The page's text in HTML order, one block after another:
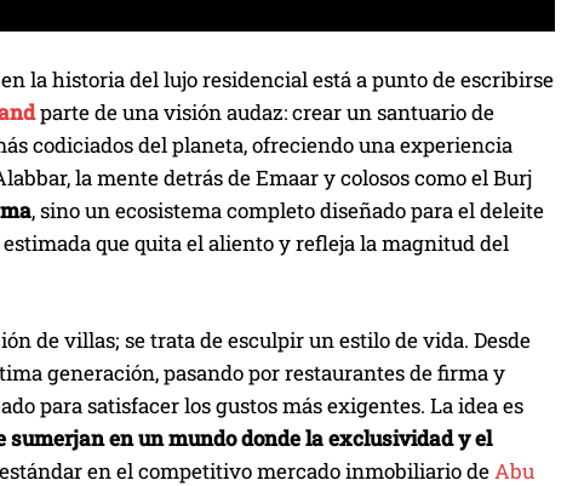
la historia del lujo residencial está a punto de escribirse
parte de una visión audaz: crear un santuario de
codiciados del planeta, ofreciendo una experiencia
la mente detrás de Emaar y colosos como el Burj
, sino un ecosistema completo diseñado para el deleite
que quita el aliento y refleja la magnitud del
de villas; se trata de esculpir un estilo de vida. Desde
generación, pasando por restaurantes de firma y
para satisfacer los gustos más exigentes. La idea es
sumerjan en un mundo donde la exclusividad y el
en el competitivo mercado inmobiliario deAbu